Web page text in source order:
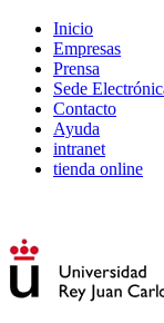
Inicio
Empresas
Prensa
Sede
Contacto
Ayuda
intranet
tienda online